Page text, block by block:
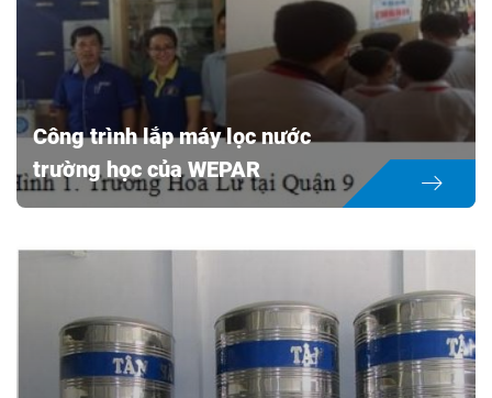
Công trình lắp máy lọc nước
trường học của WEPAR